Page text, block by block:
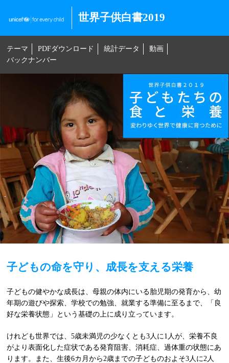
世界子供白書2019
テーマ PDFダウンロード 統計データ
動画
バックナンバー
子どもの命を守り、成長を支える栄養
子どもの健やかな成長は、母親の体内にいる胎児期の発育から、幼
年期の遊びや探索、学校での勉強、就業する準備に至るまで、「良
好な栄養状態」という基礎の上に成り立っています。
けれども世界では、5歳未満児の少なくとも3人に1人が、栄養不良
がより表面化した症状である発育阻害、消耗症、過体重の状態にあ
ります。また、生後6カ月から2歳までの子どものおよそ3人に2人